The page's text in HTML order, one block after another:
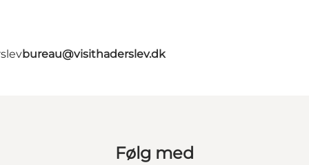
bureau@visithaderslev.dk
Følg med